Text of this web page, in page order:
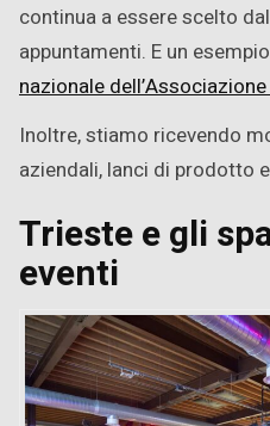
continua a essere scelto
appuntamenti. E un
nazionale
Inoltre, stiamo ricevendo
aziendali, lanci di prodotto
Trieste e gli
eventi